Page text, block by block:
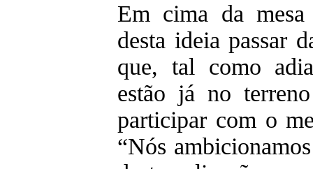
Em cima da
desta ideia passar
que, tal como
estão já no
participar com o
“Nós